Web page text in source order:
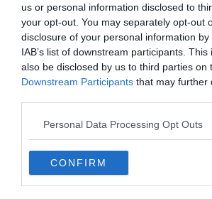
us or personal information disclosed to
your opt-out. You may separately opt-out
disclosure of your personal information
IAB’s list of downstream participants.
also be disclosed by us to third parties on
Downstream Participants that may further
Personal Data Processing Opt Outs
CONFIRM
permettait de transporter des
contribuait grandement à la
Aujourd’hui, une balade en bateau sur
pause paisible loin de l’animation des
En naviguant sur le canalGroenerei,
les vieilles constructions, les beaux
des rives. Sans compter que vous
l’architecture des monuments
dont les histoires se réfléchissent dans
façon relaxante de vous immerger